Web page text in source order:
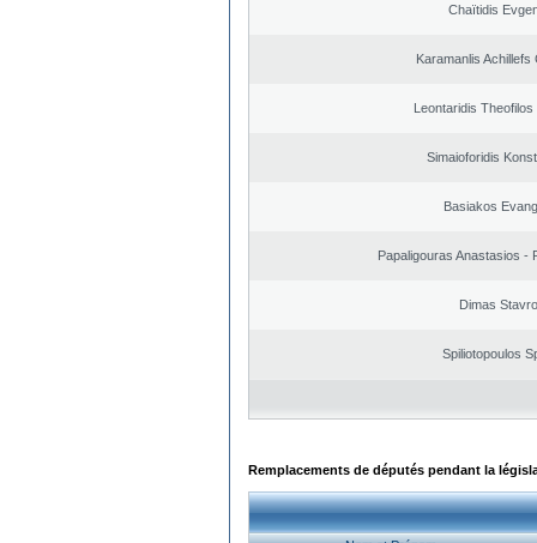
Chaïtidis
Karamanlis Achillefs
Leontaridis
Simaioforidis
Basiakos
Papaligouras Anastasios -
Dimas
Spiliotopoulos
Remplacements de députés pendant la